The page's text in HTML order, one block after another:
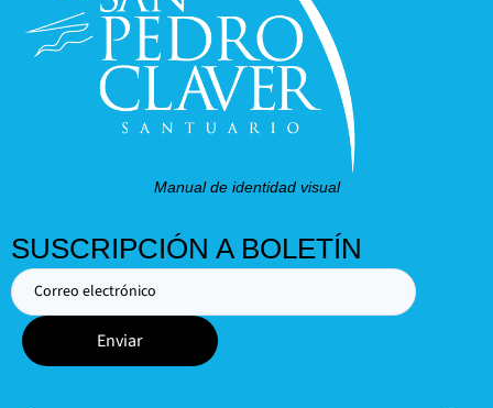
Manual de identidad visual
SUSCRIPCIÓN A BOLETÍN
Enviar